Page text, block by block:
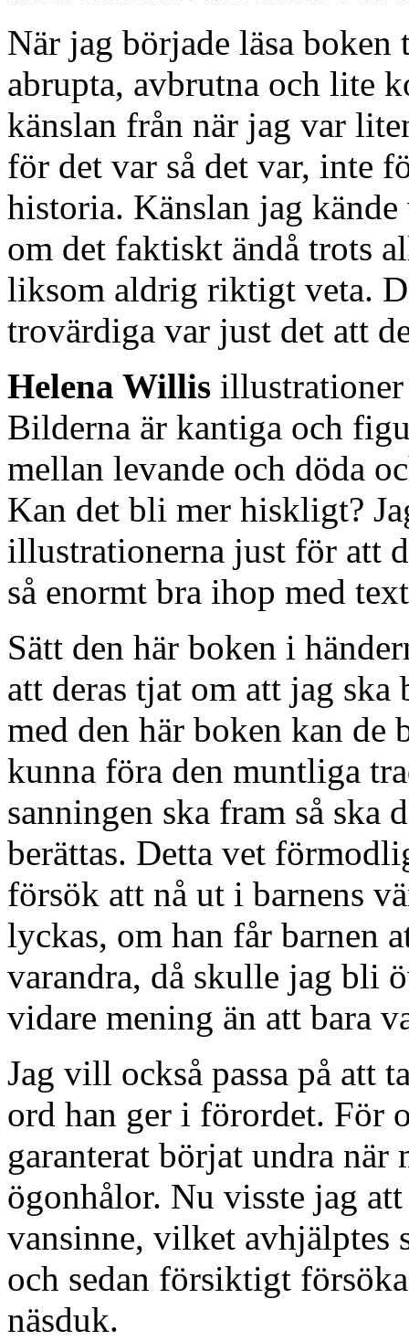
När jag började läsa
abrupta, avbrutna och lite
känslan från när jag var
för det var så det var, inte
historia. Känslan jag
om det faktiskt ändå trots
liksom aldrig riktigt veta.
trovärdiga var just det att
Helena Willis
Bilderna är kantiga och
mellan levande och döda
Kan det bli mer hiskligt?
illustrationerna just för att
så enormt bra ihop med
Sätt den här boken i
att deras tjat om att jag
med den här boken kan de
kunna föra den muntliga
sanningen ska fram så ska
berättas. Detta vet
försök att nå ut i barnens
lyckas, om han får barnen
varandra, då skulle jag bli
vidare mening än att bara
Jag vill också passa på att
ord han ger i förordet. För
garanterat börjat undra när
ögonhålor. Nu visste jag
vansinne, vilket avhjälptes
och sedan försiktigt
näsduk.